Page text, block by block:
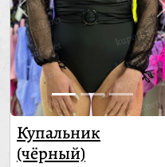
Купальник
(чёрный)